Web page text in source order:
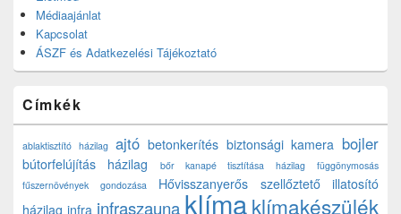
Médiaajánlat
Kapcsolat
ÁSZF és Adatkezelési Tájékoztató
Címkék
ablaktisztító házilag ajtó betonkerítés biztonsági kamera bojler
bútorfelújítás házilag bőr kanapé tisztítása házilag
függönymosás
fűszernövények gondozása
Hővisszanyerős szellőztető
illatosító
házilag infra infraszauna klímaklímakészülék